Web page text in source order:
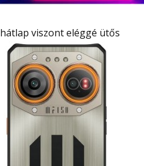
A hátlap viszont eléggé ütős